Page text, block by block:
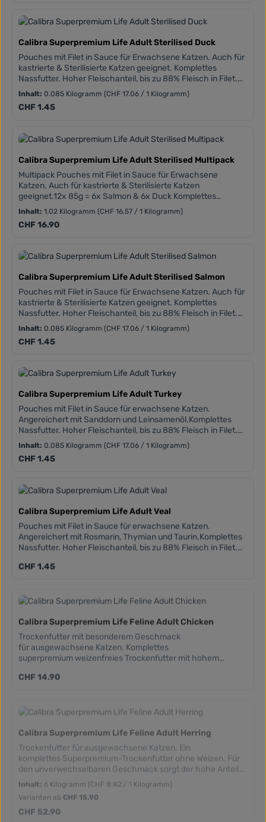
Calibra Superpremium Life Adult Sterilised Duck
Pouches mit Filet in Sauce für Erwachsene Katzen. Auch für
kastrierte & Sterilisierte Katzen geeignet. Komplettes
Nassfutter. Hoher Fleischanteil, bis zu 88% Fleisch in Filet.
Getreidefreie Zusammensetzungen. Hinzugefügtes Taurin.
Frei von Weizen, Mais, Soja und gentechnisch veränderte
Organismen.
Inhalt:0.085 Kilogramm(CHF 17.06 / 1 Kilogramm)
Regulärer Preis:
CHF 1.45
Calibra Superpremium Life Adult Sterilised Multipack
Multipack Pouches mit Filet in Sauce für Erwachsene
Katzen. Auch für kastrierte & Sterilisierte Katzen
geeignet.12x 85g = 6x Salmon & 6x Duck Komplettes
Nassfutter. Hoher Fleischanteil, bis zu 88% Fleisch in Filet.
Getreidefreie Zusammensetzungen. Hinzugefügtes Taurin.
Frei von Weizen, Mais, Soja und gentechnisch veränderte
Inhalt:1.02 Kilogramm(CHF 16.57 / 1 Kilogramm)
Regulärer Preis:
CHF 16.90
Calibra Superpremium Life Adult Sterilised Salmon
Pouches mit Filet in Sauce für Erwachsene Katzen. Auch für
kastrierte & Sterilisierte Katzen geeignet. Komplettes
Nassfutter. Hoher Fleischanteil, bis zu 88% Fleisch in Filet.
Getreidefreie Zusammensetzungen. Hinzugefügtes Taurin.
Frei von Weizen, Mais, Soja und gentechnisch veränderte
Organismen.
Inhalt:0.085 Kilogramm(CHF 17.06 / 1 Kilogramm)
Regulärer Preis:
CHF 1.45
Calibra Superpremium Life Adult Turkey
Pouches mit Filet in Sauce für erwachsene Katzen.
Angereichert mit Sanddorn und Leinsamenöl.Komplettes
Nassfutter. Hoher Fleischanteil, bis zu 88% Fleisch in Filet.
Getreidefreie Zusammensetzungen. Hinzugefügtes Taurin.
Frei von Weizen, Mais, Soja und gentechnisch veränderte
Organismen.
Inhalt:0.085 Kilogramm(CHF 17.06 / 1 Kilogramm)
Regulärer Preis:
CHF 1.45
Calibra Superpremium Life Adult Veal
Pouches mit Filet in Sauce für erwachsene Katzen.
Angereichert mit Rosmarin, Thymian und Taurin.Komplettes
Nassfutter. Hoher Fleischanteil, bis zu 88% Fleisch in Filet.
Frei von Weizen, Mais, Soja und gentechnisch veränderte
Regulärer Preis:
CHF 1.45
Calibra Superpremium Life Feline Adult Chicken
Trockenfutter mit besonderem Geschmack
für ausgewachsene Katzen. Komplettes
superpremium weizenfreies Trockenfutter mit hohem
Hühneranteil, inklusive Frischfleisch, das genau den
richtigen Geschmack für Katzen garantiert.
Regulärer Preis:
CHF 14.90
komplettes Superpremium-Trockenfutter ohne Weizen. Für
den unverwechselbaren Geschmack sorgt der hohe Anteil
an Hering, Hühnchen und Lachs, auch frischer Hering.